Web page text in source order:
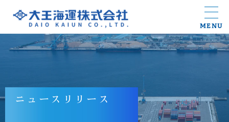
MENU
ニュースリリース